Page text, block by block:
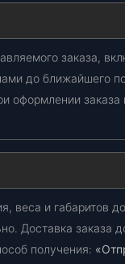
заказа,
до ближайшего
оформлении заказа
веса и габаритов
Доставка заказа
получения: